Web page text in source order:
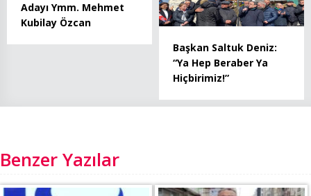
Adayı Ymm. Mehmet
Kubilay Özcan
Başkan Saltuk Deniz:
“Ya Hep Beraber Ya
Hiçbirimiz!”
Benzer Yazılar